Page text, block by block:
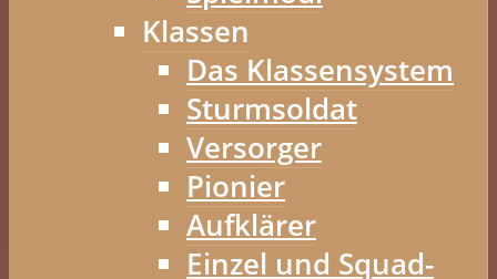
Klassen
Das Klassensystem
Sturmsoldat
Versorger
Pionier
Aufklärer
Einzel und Squad-